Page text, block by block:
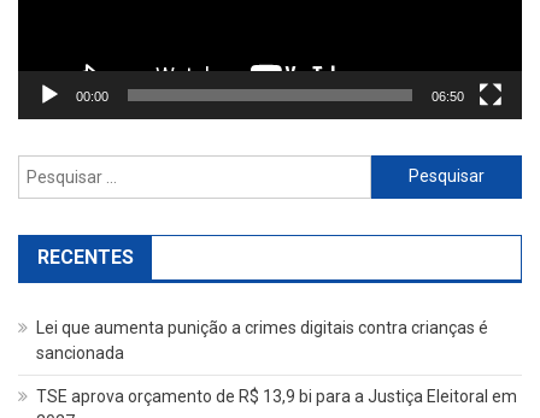
00:00 06:50
Pesquisar
por:
RECENTES
Lei que aumenta punição a crimes digitais contra crianças é
sancionada
TSE aprova orçamento de R$ 13,9 bi para a Justiça Eleitoral em